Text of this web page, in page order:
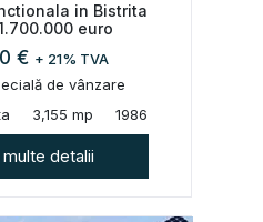
in Bistrita
euro
€ + 21% TVA
de vânzare
3,155 mp 1986
detalii